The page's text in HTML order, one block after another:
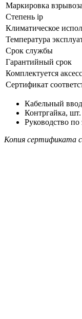
Маркировка
Степень ip
Климатическое
Температура
Срок службы
Гарантийный срок
Комплектуется
Сертификат
Кабельный
Контргайка, шт.
Руководство
Копия сертификата